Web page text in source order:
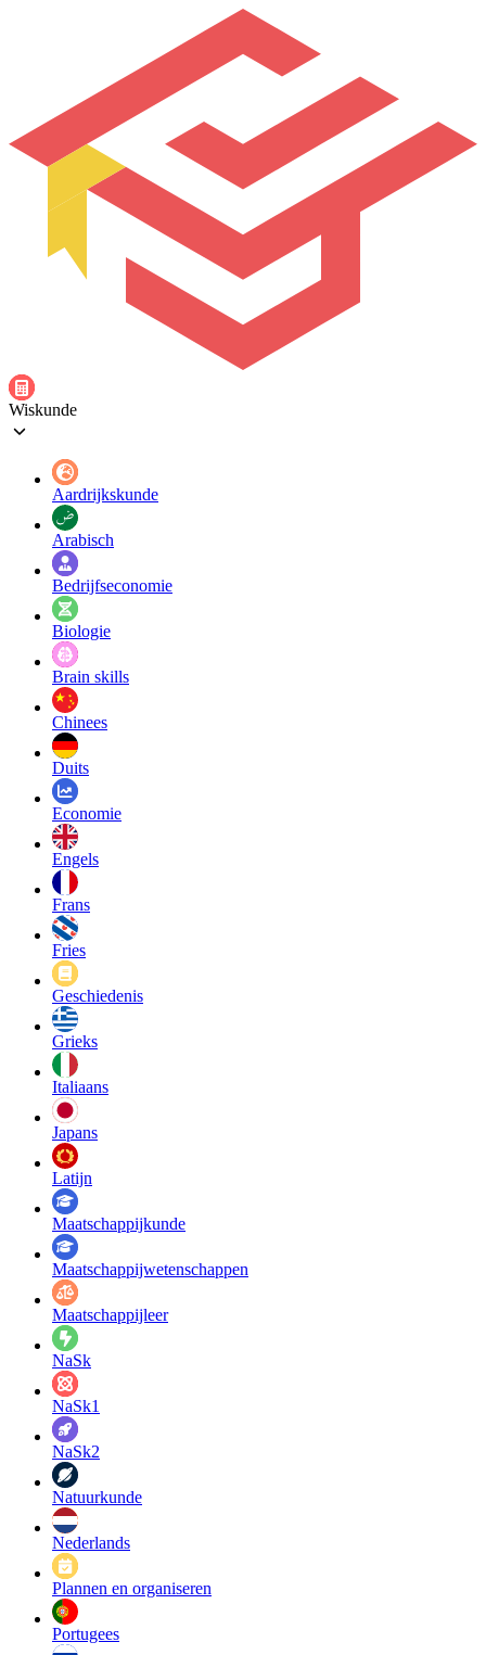
Wiskunde
Aardrijkskunde
Arabisch
Bedrijfseconomie
Biologie
Brain skills
Chinees
Duits
Economie
Engels
Frans
Fries
Geschiedenis
Grieks
Italiaans
Japans
Latijn
Maatschappij­kunde
Maatschappij­wetenschappen
Maatschappijleer
NaSk
NaSk1
NaSk2
Natuurkunde
Nederlands
Plannen en organiseren
Portugees